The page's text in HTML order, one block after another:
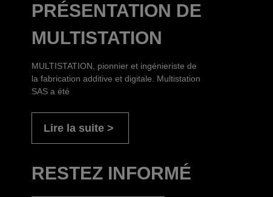
PRÉSENTATION DE
MULTISTATION
MULTISTATION, pionnier et ingénieriste de
la fabrication additive et digitale. Multistation
SAS a été
Lire la suite
RESTEZ INFORMÉ